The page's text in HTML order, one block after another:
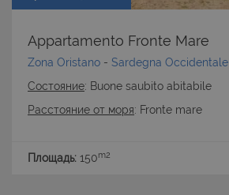
Appartamento Fronte Mare
Zona Oristano - Sardegna Occidentale
Состояние: Buone saubito abitabile
Расстояние от моря: Fronte mare
Площадь: 150m2